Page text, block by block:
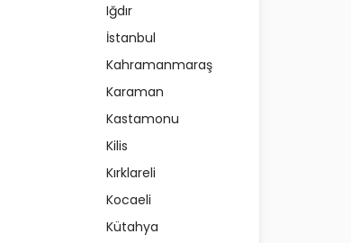
Iğdır
İstanbul
Kahramanmaraş
Karaman
Kastamonu
Kilis
Kırklareli
Kocaeli
Kütahya